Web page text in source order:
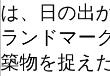
は、日の出
ランドマー
築物を捉え